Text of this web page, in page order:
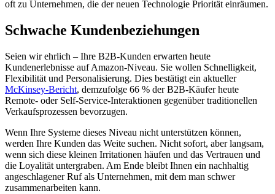
oft zu Unternehmen, die der neuen Technologie Priorität einräumen.
Schwache Kundenbeziehungen
Seien wir ehrlich – Ihre B2B-Kunden erwarten heute
Kundenerlebnisse auf Amazon-Niveau. Sie wollen Schnelligkeit,
Flexibilität und Personalisierung. Dies bestätigt ein aktueller
McKinsey-Bericht, demzufolge 66 % der B2B-Käufer heute
Remote- oder Self-Service-Interaktionen gegenüber traditionellen
Verkaufsprozessen bevorzugen.
Wenn Ihre Systeme dieses Niveau nicht unterstützen können,
werden Ihre Kunden das Weite suchen. Nicht sofort, aber langsam,
wenn sich diese kleinen Irritationen häufen und das Vertrauen und
die Loyalität untergraben. Am Ende bleibt Ihnen ein nachhaltig
angeschlagener Ruf als Unternehmen, mit dem man schwer
zusammenarbeiten kann.